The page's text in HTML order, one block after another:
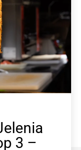
3 –